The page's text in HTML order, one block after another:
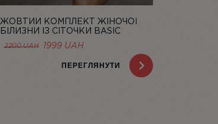
ЖОВТИЙ КОМПЛЕКТ ЖІНОЧОЇ
БІЛИЗНИ ІЗ СІТОЧКИ BASIC
LEMON | LINIYA
2200UAH 1999 UAH
ПЕРЕГЛЯНУТИ